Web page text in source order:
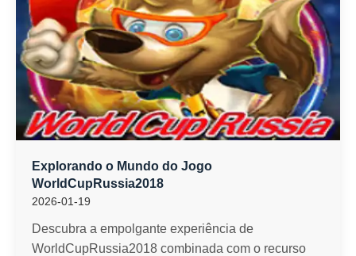
Explorando o Mundo do Jogo
WorldCupRussia2018
2026-01-19
Descubra a empolgante experiência de
WorldCupRussia2018 combinada com o recurso